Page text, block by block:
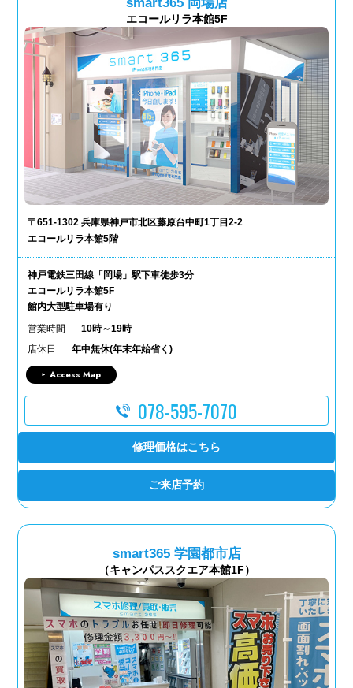
smart365 岡場店
エコールリラ本館5F
〒651-1302 兵庫県神戸市北区藤原台中町1丁目2-2
エコールリラ本館5階
神戸電鉄三田線「岡場」駅下車徒歩3分
エコールリラ本館5F
館内大型駐車場有り
営業時間
10時～19時
店休日
年中無休(年末年始省く)
Access Map
078-595-7070
修理価格はこちら
ご来店予約
smart365 学園都市店
（キャンパススクエア本館1F）